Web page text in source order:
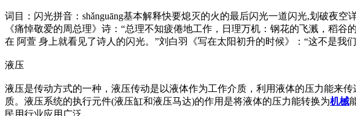
词目：闪光拼音：shǎnguāng基本解释快要熄灭的火的最后闪光一道闪光,划破夜
《痛悼敬爱的周总理》诗：“总理不知疲倦地工作，日理万机：钢花的飞溅，稻
在 阿萱 身上就看见了诗人的闪光。”刘白羽《写在太阳初升的时候》：“这不是我
液压
液压是传动方式的一种，液压传动是以液体作为工作介质，利用液体的压力能来
质。液压系统的执行元件(液压缸和液压马达)的作用是将液体的压力能转换为机械
民用行业应用广泛。